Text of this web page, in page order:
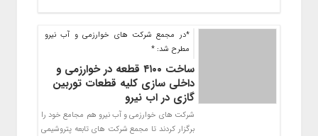
*در مجمع شرکت های خوارزمی و آب نیرو
مطرح شد: *
ساخت ۴١٠٠ قطعه در خوارزمی و
داخلی سازی کلیه قطعات توربین
گازی در اب نیرو
شرکت های خوارزمی و آب نیرو هم مجامع خود را
برگزار کردند تا مجمع شرکت های تابعه پتروشیمی